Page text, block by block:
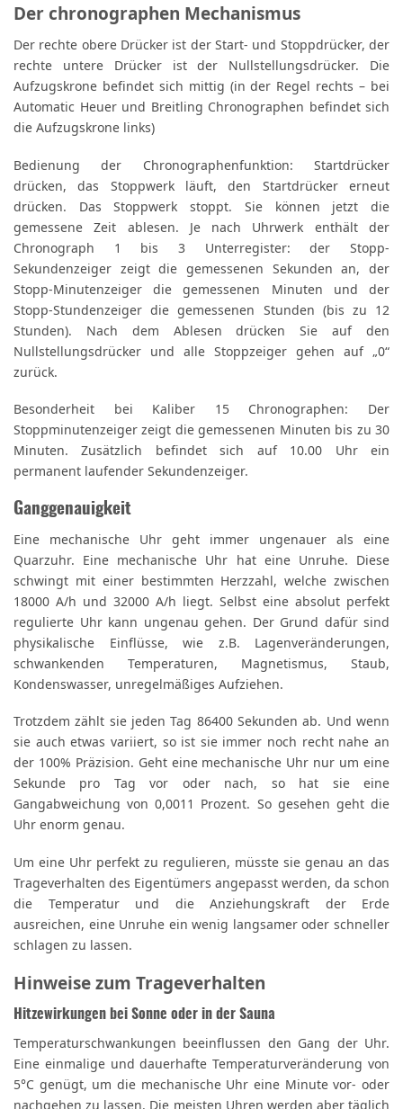
Der chronographen Mechanismus
Der rechte obere Drücker ist der Start- und Stoppdrücker, der
rechte untere Drücker ist der Nullstellungsdrücker. Die
Aufzugskrone befindet sich mittig (in der Regel rechts – bei
Automatic Heuer und Breitling Chronographen befindet sich
die Aufzugskrone links)
Bedienung der Chronographenfunktion: Startdrücker
drücken, das Stoppwerk läuft, den Startdrücker erneut
drücken. Das Stoppwerk stoppt. Sie können jetzt die
gemessene Zeit ablesen. Je nach Uhrwerk enthält der
Chronograph 1 bis 3 Unterregister: der Stopp-
Sekundenzeiger zeigt die gemessenen Sekunden an, der
Stopp-Minutenzeiger die gemessenen Minuten und der
Stopp-Stundenzeiger die gemessenen Stunden (bis zu 12
Stunden). Nach dem Ablesen drücken Sie auf den
Nullstellungsdrücker und alle Stoppzeiger gehen auf „0“
zurück.
Besonderheit bei Kaliber 15 Chronographen: Der
Stoppminutenzeiger zeigt die gemessenen Minuten bis zu 30
Minuten. Zusätzlich befindet sich auf 10.00 Uhr ein
permanent laufender Sekundenzeiger.
Ganggenauigkeit
Eine mechanische Uhr geht immer ungenauer als eine
Quarzuhr. Eine mechanische Uhr hat eine Unruhe. Diese
schwingt mit einer bestimmten Herzzahl, welche zwischen
18000 A/h und 32000 A/h liegt. Selbst eine absolut perfekt
regulierte Uhr kann ungenau gehen. Der Grund dafür sind
physikalische Einflüsse, wie z.B. Lagenveränderungen,
schwankenden Temperaturen, Magnetismus, Staub,
Kondenswasser, unregelmäßiges Aufziehen.
Trotzdem zählt sie jeden Tag 86400 Sekunden ab. Und wenn
sie auch etwas variiert, so ist sie immer noch recht nahe an
der 100% Präzision. Geht eine mechanische Uhr nur um eine
Sekunde pro Tag vor oder nach, so hat sie eine
Gangabweichung von 0,0011 Prozent. So gesehen geht die
Uhr enorm genau.
Um eine Uhr perfekt zu regulieren, müsste sie genau an das
Trageverhalten des Eigentümers angepasst werden, da schon
die Temperatur und die Anziehungskraft der Erde
ausreichen, eine Unruhe ein wenig langsamer oder schneller
schlagen zu lassen.
Hinweise zum Trageverhalten
Hitzewirkungen bei Sonne oder in der Sauna
Temperaturschwankungen beeinflussen den Gang der Uhr.
Eine einmalige und dauerhafte Temperaturveränderung von
5°C genügt, um die mechanische Uhr eine Minute vor- oder